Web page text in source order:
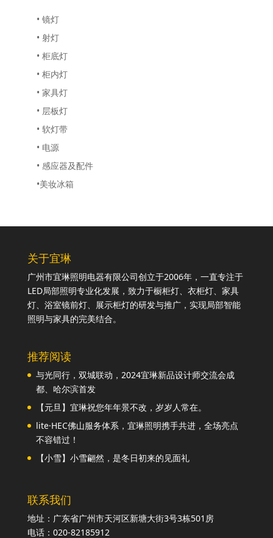
• 镜灯
• 射灯
• 柜底灯
• 柜内灯
• 家具灯
• 层板灯
• 软灯带
• 电源
• 感应器及配件
•美妆冰箱
关于宜琳
广州市宜琳照明电器有限公司创立于2006年，一直专注于
LED局部照明专业化发展，致力于橱柜灯、衣柜灯、家具
灯、浴室镜前灯、展示柜灯的研发与推广，实现局部智能
照明与家具的完美结合。
推荐阅读
与光同行，双城联动，2024宜琳新品设计师交流会成
都、哈尔滨首发
【元旦】宜琳祝您年年景不改，岁岁人常在。
lite·HEC佛山服务体系，宜琳照明携手共进，全场亮点
不容错过！
【小雪】小雪翩然，是冬日初来的见面礼
联系我们
地址：广东省广州市天河区新塘大街3号3栋501房
电话：020-82185912